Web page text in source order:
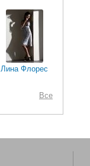
Лина Флорес
Все